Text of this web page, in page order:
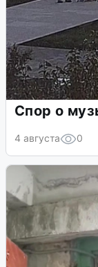
Спор о
4 августа 0